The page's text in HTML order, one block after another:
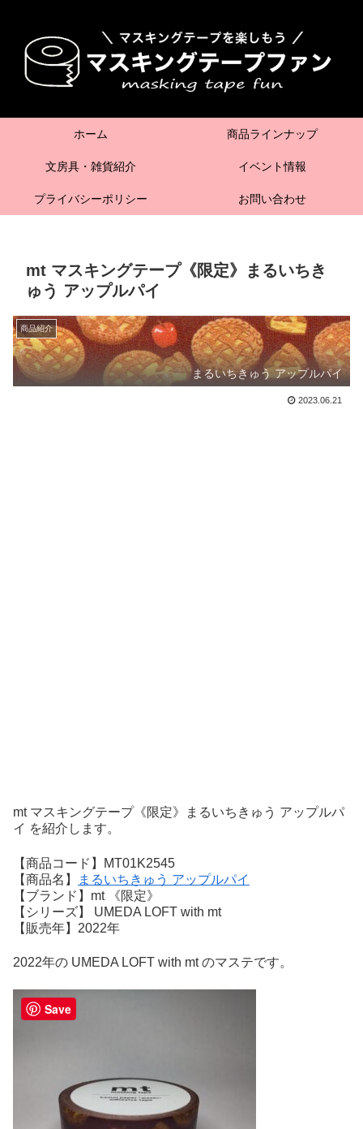
ホーム 商品ラインナップ
文房具・雑貨紹介 イベント情報
プライバシーポリシー お問い合わせ
mt マスキングテープ《限定》まるいちき
ゅう アップルパイ
商品紹介
まるいちきゅう アップルパイ
2023.06.21
mt マスキングテープ《限定》まるいちきゅう アップルパ
イ を紹介します。
【商品コード】MT01K2545
【商品名】
まるいちきゅう アップルパイ
【ブランド】mt 《限定》
【シリーズ】 UMEDA LOFT with mt
【販売年】2022年
2022年の UMEDA LOFT with mt のマステです。
Save